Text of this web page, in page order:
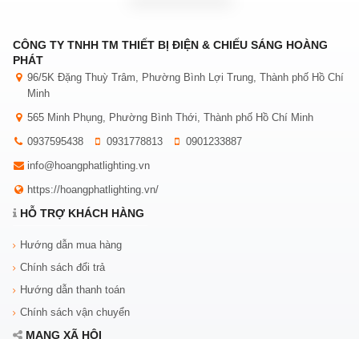
CÔNG TY TNHH TM THIẾT BỊ ĐIỆN & CHIẾU SÁNG HOÀNG
PHÁT
96/5K Đặng Thuỳ Trâm, Phường Bình Lợi Trung, Thành phố Hồ Chí
Minh
565 Minh Phụng, Phường Bình Thới, Thành phố Hồ Chí Minh
0937595438
0931778813
0901233887
info@hoangphatlighting.vn
https://hoangphatlighting.vn/
HỖ TRỢ KHÁCH HÀNG
Hướng dẫn mua hàng
Chính sách đổi trả
Hướng dẫn thanh toán
Chính sách vận chuyển
MẠNG XÃ HỘI